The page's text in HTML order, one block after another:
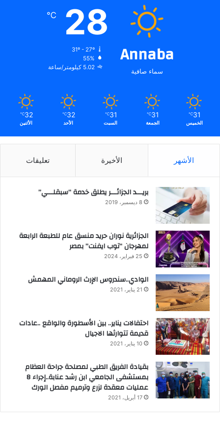
Annaba
سماء صافية
28
℃
31º - 27º
55%
5.02 كيلومتر/ساعة
31
℃
الخميس
31
℃
الجمعة
31
℃
السبت
32
℃
الأحد
32
℃
الأثنين
الأشهر الأخيرة تعليقات
بريـــد الجزائـــر يطلق خدمة “سبقلـــي”
8 ديسمبر، 2019
الجزائرية نوران حريد منسق عام للطبعة الرابعة
لمهرجان “توب ايفنت” بمصر
25 فبراير، 2024
الوادي..سندروس الإرث الروماني المهمش
21 يناير، 2021
احتفالات يناير.. بين الأسطورة والواقع ..عادات
قديمة تتوارثها الاجيال
10 يناير، 2021
بقيادة الفريق الطبي لمصلحة جراحة العظام
بمستشفى الجامعي ابن رشد عنابة..إجراء 8
عمليات معقدة لزرع وترميم مفصل الورك
17 أبريل، 2021